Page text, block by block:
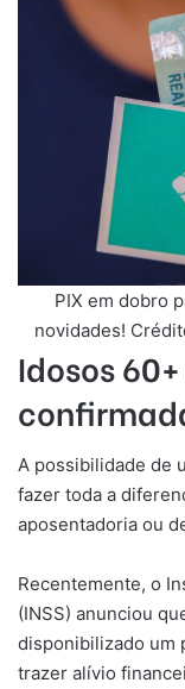
PIX em dobro
novidades!
Idosos
A possibilidade de
fazer toda a
aposentadoria ou
Recentemente, o
(INSS) anunciou
disponibilizado um
trazer alívio